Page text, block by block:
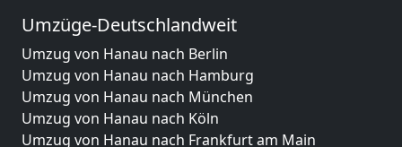
Umzüge-Deutschlandweit
Umzug von Hanau nach Berlin
Umzug von Hanau nach Hamburg
Umzug von Hanau nach München
Umzug von Hanau nach Köln
Umzug von Hanau nach Frankfurt am Main